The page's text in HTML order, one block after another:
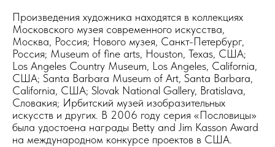
Произведения художника находятся в коллекциях
Московского музея современного искусства,
Москва, Россия; Нового музея, Санкт-Петербург,
Россия; Museum of fine arts, Houston, Texas, США;
Los Angeles Country Museum, Los Angeles, California,
США; Santa Barbara Museum of Art, Santa Barbara,
California, США; Slovak National Gallery, Bratislava,
Словакия; Ирбитский музей изобразительных
искусств и других. В 2006 году серия «Пословицы»
была удостоена награды Betty and Jim Kasson Award
на международном конкурсе проектов в США.